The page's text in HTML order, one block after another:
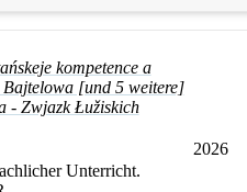
kompetence a
Bajtelowa [und 5 weitere]
- Zwjazk Łužiskich
2026
Unterricht.